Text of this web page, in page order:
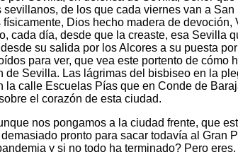
de los que cada viernes van a San
Dios hecho madera de devoción,
cada día, desde que la creaste, esa Sevilla
su salida por los Alcores a su puesta
para ver, que vea este portento de cómo
de Sevilla. Las lágrimas del bisbiseo en la
la calle Escuelas Pías que en Conde de
el corazón de esta ciudad.
nos pongamos a la ciudad frente, que
pronto para sacar todavía al Gran
y si no todo ha terminado? Pero eres,